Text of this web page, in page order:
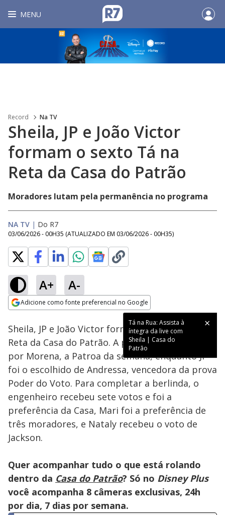
MENU
Record Na TV
Sheila, JP e João Victor
formam o sexto Tá na
Reta da Casa do Patrão
Moradores lutam pela permanência no programa
NA TV | Do R7
03/06/2026 - 00H35 (ATUALIZADO EM 03/06/2026 - 00H35)
A+ A-
Adicione como fonte preferencial no Google
Tá na Rua: Assista à
íntegra da live com
Sheila | Casa do
Patrão
Ativar
Loaded
12.95%
Sheila, JP e João Victor formam o sexto Tá na
Reta da Casa do Patrão. A policial foi indicada
por Morena, a Patroa da semana, enquanto JP
foi o escolhido de Andressa, vencedora da prova
Poder do Voto. Para completar a berlinda, o
engenheiro recebeu sete votos e foi a
preferência da Casa, Mari foi a preferência de
três moradores, e Nataly recebeu o voto de
Jackson.
Quer acompanhar tudo o que está rolando
dentro da Casa do Patrão? Só no Disney Plus
você acompanha 8 câmeras exclusivas, 24h
por dia, 7 dias por semana.